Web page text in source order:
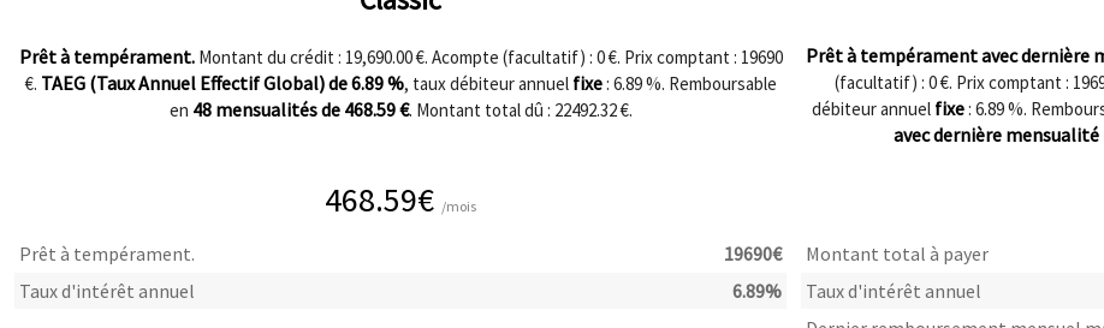
Prêt à tempérament.Montant du crédit : 19,690.00 €. Acompte (facultatif) : 0€. Prix comptant : 19690
€. TAEG (Taux Annuel Effectif Global) de6.89%, taux débiteur annuel fixe: 6.89%. Remboursable
en 48mensualités de 468.59€. Montant total dû : 22492.32€.
468.59€ /mois
Prêt à tempérament. 19690€
Taux d'intérêt annuel
6.89%
Prêt à tempérament avec dernière
(facultatif) : 0€. Prix comptant :
débiteur annuel fixe:6.89%.
avec dernière mensualité
Montant total à payer
Taux d'intérêt annuel